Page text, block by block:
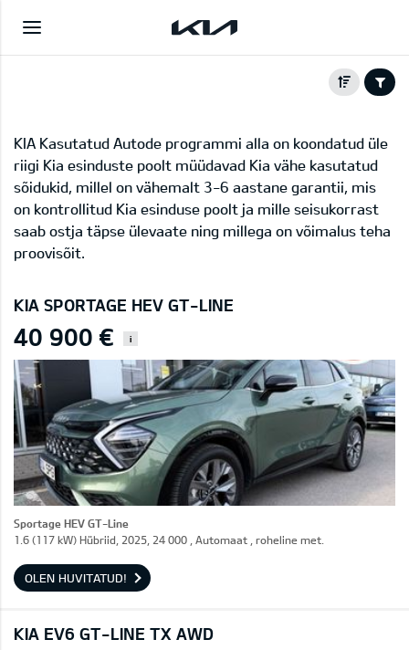
KIA Kasutatud Autode programmi alla on koondatud üle
riigi Kia esinduste poolt müüdavad Kia vähe kasutatud
sõidukid, millel on vähemalt 3-6 aastane garantii, mis
on kontrollitud Kia esinduse poolt ja mille seisukorrast
saab ostja täpse ülevaate ning millega on võimalus teha
proovisõit.
KIA SPORTAGE HEV GT-LINE
40 900 € i
Sportage HEV GT-Line
1.6 (117 kW) Hübriid, 2025, 24 000 , Automaat , roheline met.
OLEN HUVITATUD!
KIA EV6 GT-LINE TX AWD